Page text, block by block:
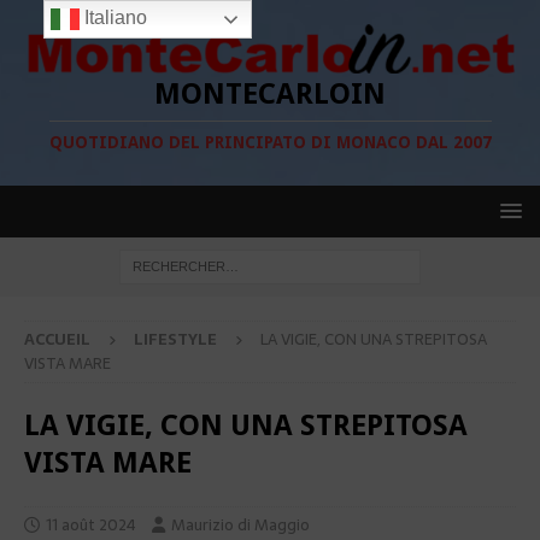
MONTECARLOIN
QUOTIDIANO DEL PRINCIPATO DI MONACO DAL 2007
ACCUEIL LIFESTYLE
LA VIGIE, CON UNA STREPITOSA
VISTA MARE
LA VIGIE, CON UNA STREPITOSA
VISTA MARE
11 août 2024 Maurizio di Maggio
Italiano